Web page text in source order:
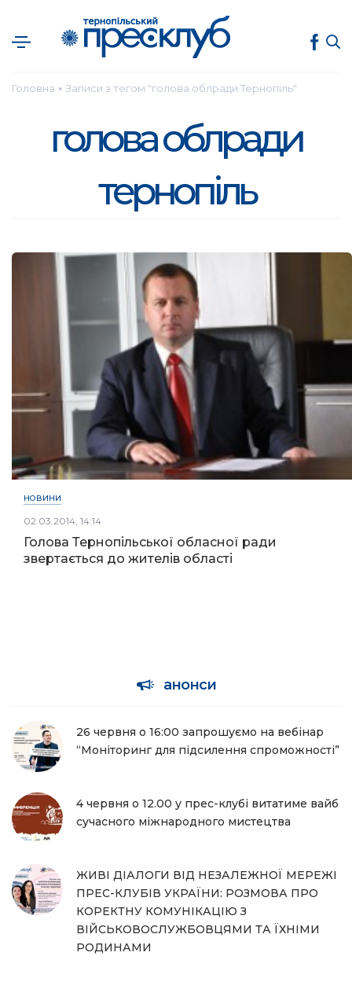
Головна ● Записи з тегом "голова облради Тернопіль"
голова облради
тернопіль
НОВИНИ
02.03.2014, 14:14
Голова Тернопільської обласної ради
звертається до жителів області
анонси
26 червня о 16:00 запрошуємо на вебінар
“Моніторинг для підсилення спроможності”
4 червня о 12.00 у прес-клубі витатиме вайб
сучасного міжнародного мистецтва
ЖИВІ ДІАЛОГИ ВІД НЕЗАЛЕЖНОЇ МЕРЕЖІ
ПРЕС-КЛУБІВ УКРАЇНИ: РОЗМОВА ПРО
КОРЕКТНУ КОМУНІКАЦІЮ З
ВІЙСЬКОВОСЛУЖБОВЦЯМИ ТА ЇХНІМИ
РОДИНАМИ